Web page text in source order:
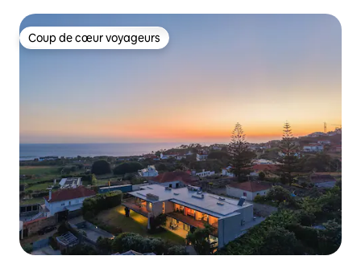
Coup de cœur voyageurs
Coup de cœur voyageurs